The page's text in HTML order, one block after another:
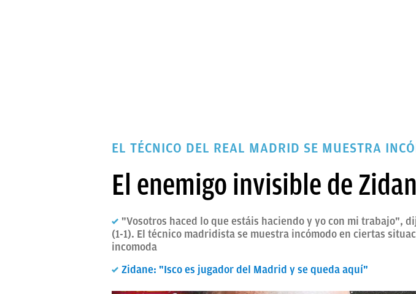
OKDIARIO
EL TÉCNICO DEL REAL MADRID SE MUESTRA
El enemigo invisible de
"Vosotros haced lo que estáis haciendo y yo con mi trabajo",
(1-1). El técnico madridista se muestra incómodo en ciertas
incomoda
Zidane: "Isco es jugador del Madrid y se queda aquí"